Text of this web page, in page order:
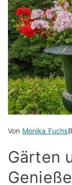
Von Monika Fuchs
Gärten